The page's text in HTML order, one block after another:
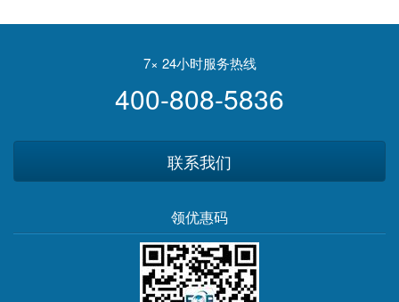
号中锋?
7× 24小时服务热线
400-808-5836
联系我们
领优惠码